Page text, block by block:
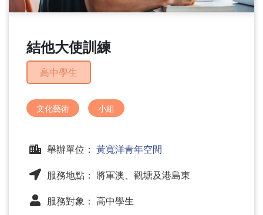
我
結他大使訓練
高中學生
文化藝術 小組
舉辦單位： 黃寬洋青年空間
服務地點： 將軍澳、觀塘及港島東
服務對象： 高中學生